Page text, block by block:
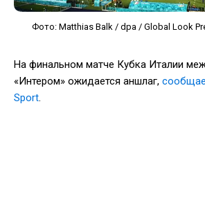
Фото: Matthias Balk / dpa / Global Look
На финальном матче Кубка Италии
«Интером» ожидается аншлаг,
Sport.